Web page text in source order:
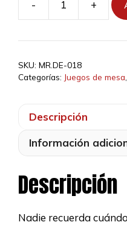
- +
SKU: MR.DE-018
Categorías: Juegos de mesa
Descripción
Información
Descripción
Nadie recuerda